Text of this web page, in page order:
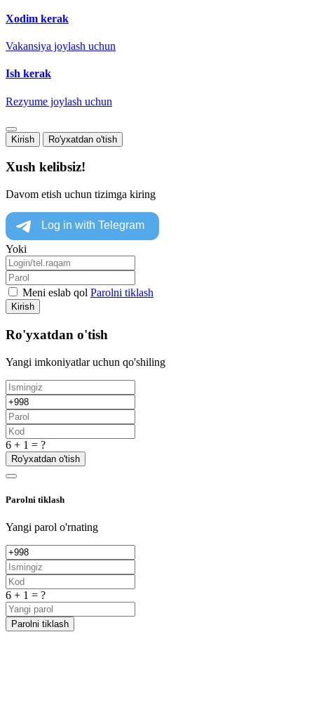
Xodim kerak
Vakansiya joylash uchun
Ish kerak
Rezyume joylash uchun
Kirish Ro'yxatdan o'tish
Xush kelibsiz!
Davom etish uchun tizimga kiring
Yoki
Meni eslab qol Parolni tiklash
Kirish
Ro'yxatdan o'tish
Yangi imkoniyatlar uchun qo'shiling
6 + 1 = ?
Ro'yxatdan o'tish
Parolni tiklash
Yangi parol o'rnating
6 + 1 = ?
Parolni tiklash